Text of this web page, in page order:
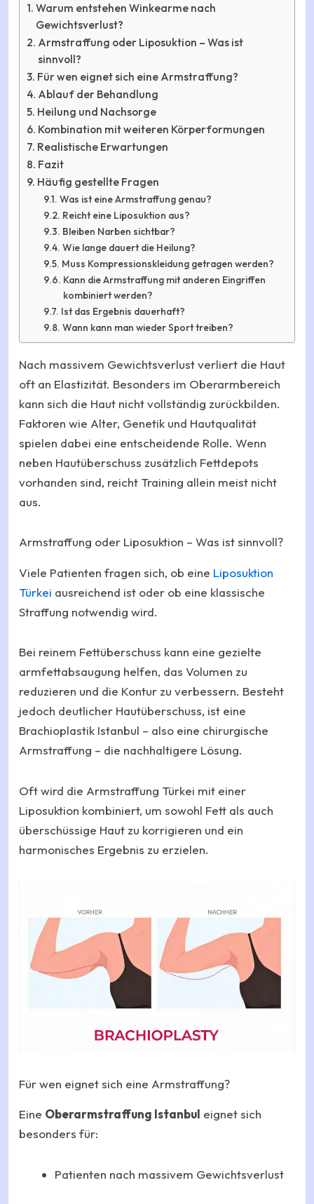
Warum entstehen Winkearme nach
Gewichtsverlust?
Armstraffung oder Liposuktion – Was ist
sinnvoll?
Für wen eignet sich eine Armstraffung?
Ablauf der Behandlung
Heilung und Nachsorge
Kombination mit weiteren Körperformungen
Realistische Erwartungen
Fazit
Häufig gestellte Fragen
Was ist eine Armstraffung genau?
Reicht eine Liposuktion aus?
Bleiben Narben sichtbar?
Wie lange dauert die Heilung?
Muss Kompressionskleidung getragen werden?
Kann die Armstraffung mit anderen Eingriffen
kombiniert werden?
Ist das Ergebnis dauerhaft?
Wann kann man wieder Sport treiben?
Nach massivem Gewichtsverlust verliert die Haut
oft an Elastizität. Besonders im Oberarmbereich
kann sich die Haut nicht vollständig zurückbilden.
Faktoren wie Alter, Genetik und Hautqualität
spielen dabei eine entscheidende Rolle. Wenn
neben Hautüberschuss zusätzlich Fettdepots
vorhanden sind, reicht Training allein meist nicht
aus.
Armstraffung oder Liposuktion – Was ist sinnvoll?
Viele Patienten fragen sich, ob eine Liposuktion
Türkei ausreichend ist oder ob eine klassische
Straffung notwendig wird.
Bei reinem Fettüberschuss kann eine gezielte
armfettabsaugung helfen, das Volumen zu
reduzieren und die Kontur zu verbessern. Besteht
jedoch deutlicher Hautüberschuss, ist eine
Brachioplastik Istanbul – also eine chirurgische
Armstraffung – die nachhaltigere Lösung.
Oft wird die Armstraffung Türkei mit einer
Liposuktion kombiniert, um sowohl Fett als auch
überschüssige Haut zu korrigieren und ein
harmonisches Ergebnis zu erzielen.
Für wen eignet sich eine Armstraffung?
Eine Oberarmstraffung Istanbul eignet sich
besonders für:
Patienten nach massivem Gewichtsverlust